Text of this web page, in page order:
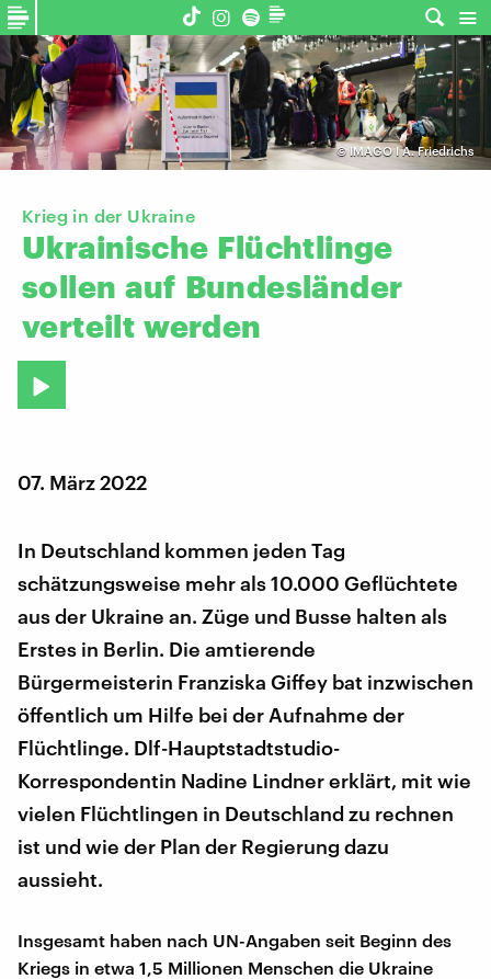
©IMAGO I A. Friedrichs
Krieg in der Ukraine
Ukrainische Flüchtlinge
sollen auf Bundesländer
verteilt werden
07. März 2022
In Deutschland kommen jeden Tag
schätzungsweise mehr als 10.000 Geflüchtete
aus der Ukraine an. Züge und Busse halten als
Erstes in Berlin. Die amtierende
Bürgermeisterin Franziska Giffey bat inzwischen
öffentlich um Hilfe bei der Aufnahme der
Flüchtlinge. Dlf-Hauptstadtstudio-
Korrespondentin Nadine Lindner erklärt, mit wie
vielen Flüchtlingen in Deutschland zu rechnen
ist und wie der Plan der Regierung dazu
aussieht.
Insgesamt haben nach UN-Angaben seit Beginn des
Kriegs in etwa 1,5 Millionen Menschen die Ukraine